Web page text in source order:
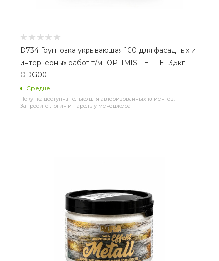
D734 Грунтовка укрывающая 100 для фасадных и
интерьерных работ т/м "OPTIMIST-ELITE" 3,5кг
ODG001
Средне
Покупка доступна только для авторизованных клиентов.
Запросите логин и пароль у менеджера.